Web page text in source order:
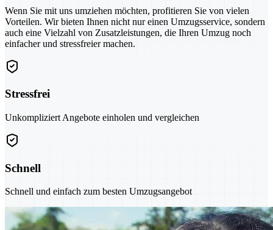
Wenn Sie mit uns umziehen möchten, profitieren Sie von vielen
Vorteilen. Wir bieten Ihnen nicht nur einen Umzugsservice, sondern
auch eine Vielzahl von Zusatzleistungen, die Ihren Umzug noch
einfacher und stressfreier machen.
Stressfrei
Unkompliziert Angebote einholen und vergleichen
Schnell
Schnell und einfach zum besten Umzugsangebot